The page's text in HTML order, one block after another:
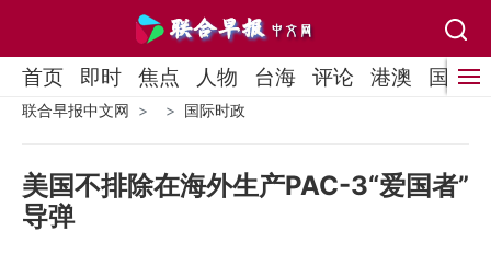
首页 即时 焦点 人物 台海 评论 港澳 国际
联合早报中文网 国际时政
美国不排除在海外生产PAC-3“爱国者”
导弹